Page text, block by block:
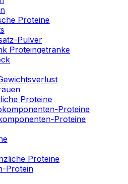
Proteine
Pulver
Proteingetränke
Proteine
Proteine
Proteine
Proteine
Protein